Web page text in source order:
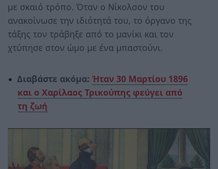
με σκαιό τρόπο. Όταν ο Νίκολσον του
ανακοίνωσε την ιδιότητά του, το όργανο της
τάξης τον τράβηξε από το μανίκι και τον
χτύπησε στον ώμο με ένα μπαστούνι.
Διαβάστε ακόμα: Ήταν 30 Μαρτίου 1896
και ο Χαρίλαος Τρικούπης φεύγει από
τη ζωή